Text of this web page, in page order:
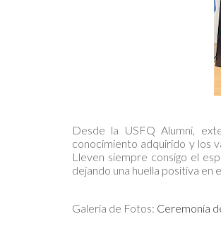
Desde la USFQ Alumni,
conocimiento adquirido y los
Lleven siempre consigo el
dejando una huella positiva en
Galería de Fotos: Ceremonia